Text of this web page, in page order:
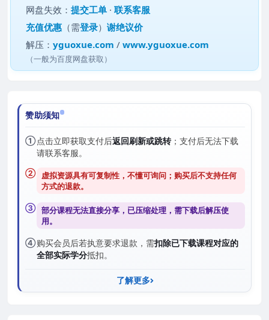
网盘失效：提交工单 ·联系客服
充值优惠 （需登录）谢绝议价
解压：yguoxue.com /www.yguoxue.com
（一般为百度网盘获取）
赞助须知
①点击立即获取支付后返回刷新或跳转；支付后无法下载
请联系客服。
② 虚拟资源具有可复制性，不懂可询问；购买后不支持任何
方式的退款。
③ 部分课程无法直接分享，已压缩处理，需下载后解压使
用。
④购买会员后若执意要求退款，需扣除已下载课程对应的
全部实际学分抵扣。
了解更多